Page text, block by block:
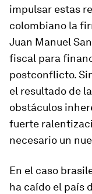
impulsar estas
colombiano la
Juan Manuel
fiscal para
postconflicto.
el resultado de
obstáculos
fuerte
necesario un
En el caso
ha caído el país